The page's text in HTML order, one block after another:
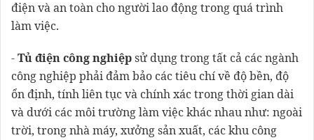
điện và an toàn cho người lao động trong quá trình
làm việc.
-Tủ điện công nghiệpsử dụng trong tất cả các ngành
công nghiệp phải đảm bảo các tiêu chí về độ bền, độ
ổn định, tính liên tục và chính xác trong thời gian dài
và dưới các môi trường làm việc khác nhau như: ngoài
trời, trong nhà máy, xưởng sản xuất, các khu công